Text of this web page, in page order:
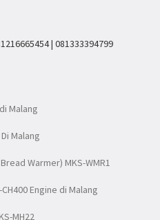
| 081333394799
Malang
Malang
Warmer) MKS-WMR1
Engine di Malang
MH22